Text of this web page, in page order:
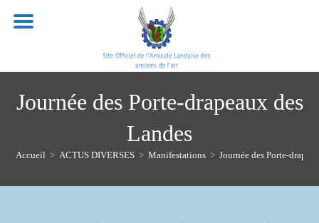
Journée des Porte-drapeaux des
Landes
Accueil > ACTUS DIVERSES > Manifestations > Journée des Porte-